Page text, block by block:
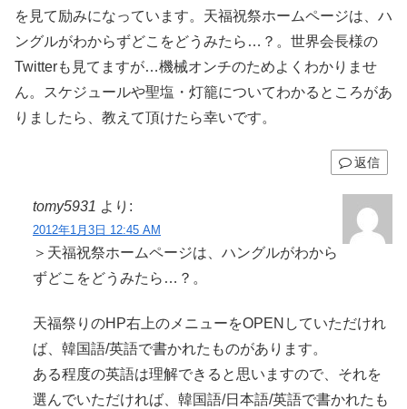
を見て励みになっています。天福祝祭ホームページは、ハ
ングルがわからずどこをどうみたら…？。世界会長様の
Twitterも見てますが…機械オンチのためよくわかりませ
ん。スケジュールや聖塩・灯籠についてわかるところがあ
りましたら、教えて頂けたら幸いです。
返信
tomy5931 より:
2012年1月3日 12:45 AM
＞天福祝祭ホームページは、ハングルがわから
ずどこをどうみたら…？。
天福祭りのHP右上のメニューをOPENしていただけれ
ば、韓国語/英語で書かれたものがあります。
ある程度の英語は理解できると思いますので、それを
選んでいただければ、韓国語/日本語/英語で書かれたも